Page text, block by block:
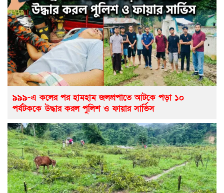
৯৯৯-এ কলের পর হামহাম জলপ্রপাতে আটকে পড়া ১০
পর্যটককে উদ্ধার করল পুলিশ ও ফায়ার সার্ভিস